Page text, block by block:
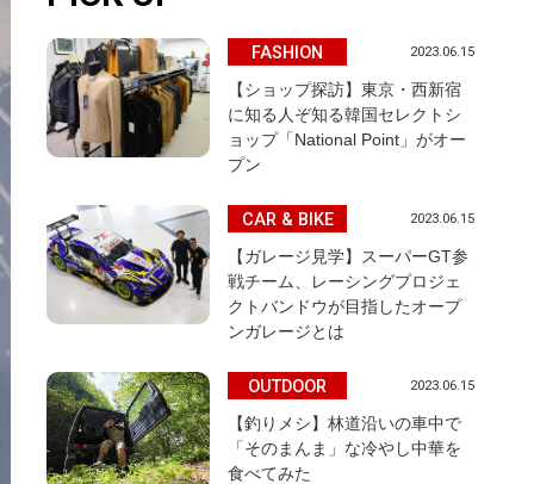
FASHION 2023.06.15
【ショップ探訪】東京・西新宿
に知る人ぞ知る韓国セレクトシ
ョップ「National Point」がオー
プン
CAR & BIKE 2023.06.15
【ガレージ見学】スーパーGT参
戦チーム、レーシングプロジェ
クトバンドウが目指したオープ
ンガレージとは
OUTDOOR 2023.06.15
【釣りメシ】林道沿いの車中で
「そのまんま」な冷やし中華を
食べてみた